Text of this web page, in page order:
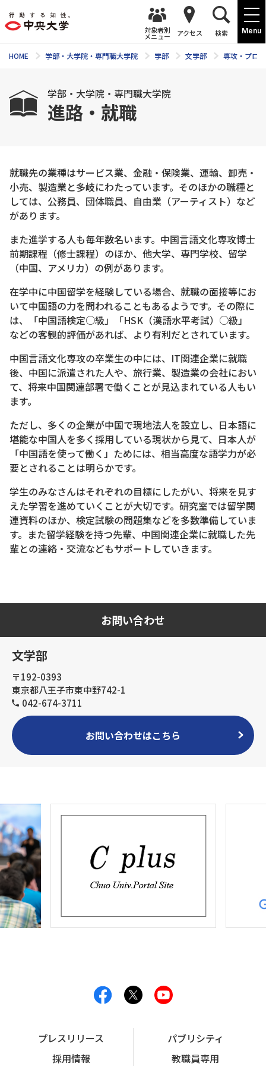
Menu
対象者別
メニュー アクセス 検索
HOME 学部・大学院・専門職大学院 学部 文学部 専攻・プロ
学部・大学院・専門職大学院
進路・就職
就職先の業種はサービス業、金融・保険業、運輸、卸売・
小売、製造業と多岐にわたっています。そのほかの職種と
しては、公務員、団体職員、自由業（アーティスト）など
があります。
また進学する人も毎年数名います。中国言語文化専攻博士
前期課程（修士課程）のほか、他大学、専門学校、留学
（中国、アメリカ）の例があります。
在学中に中国留学を経験している場合、就職の面接等にお
いて中国語の力を問われることもあるようです。その際に
は、「中国語検定○級」「HSK（漢語水平考試）○級」
などの客観的評価があれば、より有利だとされています。
中国言語文化専攻の卒業生の中には、IT関連企業に就職
後、中国に派遣された人や、旅行業、製造業の会社におい
て、将来中国関連部署で働くことが見込まれている人もい
ます。
ただし、多くの企業が中国で現地法人を設立し、日本語に
堪能な中国人を多く採用している現状から見て、日本人が
「中国語を使って働く」ためには、相当高度な語学力が必
要とされることは明らかです。
学生のみなさんはそれぞれの目標にしたがい、将来を見す
えた学習を進めていくことが大切です。研究室では留学関
連資料のほか、検定試験の問題集などを多数準備していま
す。また留学経験を持つ先輩、中国関連企業に就職した先
輩との連絡・交流などもサポートしていきます。
お問い合わせ
文学部
〒192-0393
東京都八王子市東中野742-1
042-674-3711
お問い合わせはこちら
プレスリリース
パブリシティ
採用情報
教職員専用